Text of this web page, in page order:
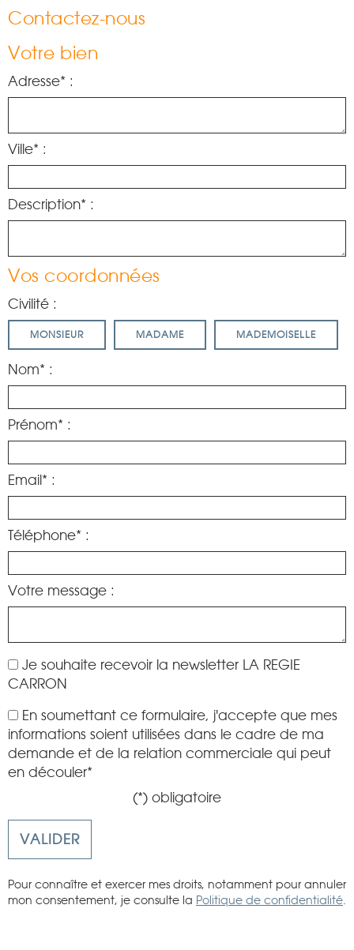
Contactez-nous
Votre bien
Adresse* :
Ville* :
Description* :
Vos coordonnées
Civilité :
MONSIEUR MADAME MADEMOISELLE
Nom* :
Prénom* :
Email* :
Téléphone* :
Votre message :
Je souhaite recevoir la newsletter LA REGIE
CARRON
En soumettant ce formulaire, j'accepte que mes
informations soient utilisées dans le cadre de ma
demande et de la relation commerciale qui peut
en découler*
(*) obligatoire
Pour connaître et exercer mes droits, notamment pour annuler
mon consentement, je consulte la Politique de confidentialité